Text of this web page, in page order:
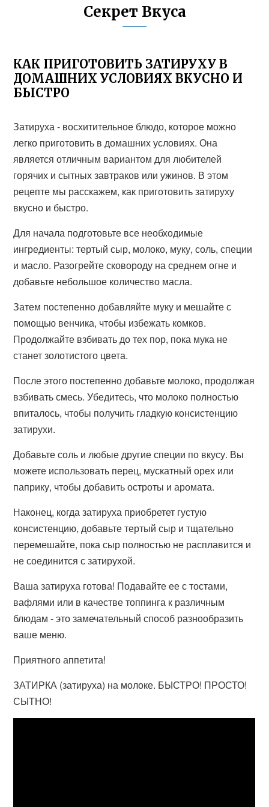
Секрет Вкуса
КАК ПРИГОТОВИТЬ ЗАТИРУХУ В
ДОМАШНИХ УСЛОВИЯХ ВКУСНО И
БЫСТРО
Затируха - восхитительное блюдо, которое можно
легко приготовить в домашних условиях. Она
является отличным вариантом для любителей
горячих и сытных завтраков или ужинов. В этом
рецепте мы расскажем, как приготовить затируху
вкусно и быстро.
Для начала подготовьте все необходимые
ингредиенты: тертый сыр, молоко, муку, соль, специи
и масло. Разогрейте сковороду на среднем огне и
добавьте небольшое количество масла.
Затем постепенно добавляйте муку и мешайте с
помощью венчика, чтобы избежать комков.
Продолжайте взбивать до тех пор, пока мука не
станет золотистого цвета.
После этого постепенно добавьте молоко, продолжая
взбивать смесь. Убедитесь, что молоко полностью
впиталось, чтобы получить гладкую консистенцию
затирухи.
Добавьте соль и любые другие специи по вкусу. Вы
можете использовать перец, мускатный орех или
паприку, чтобы добавить остроты и аромата.
Наконец, когда затируха приобретет густую
консистенцию, добавьте тертый сыр и тщательно
перемешайте, пока сыр полностью не расплавится и
не соединится с затирухой.
Ваша затируха готова! Подавайте ее с тостами,
вафлями или в качестве топпинга к различным
блюдам - это замечательный способ разнообразить
ваше меню.
Приятного аппетита!
ЗАТИРКА (затируха) на молоке. БЫСТРО! ПРОСТО!
СЫТНО!